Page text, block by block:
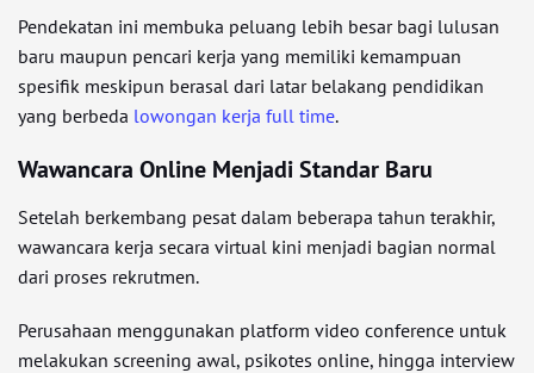
Pendekatan ini membuka peluang lebih besar bagi lulusan
baru maupun pencari kerja yang memiliki kemampuan
spesifik meskipun berasal dari latar belakang pendidikan
yang berbeda lowongan kerja full time.
Wawancara Online Menjadi Standar Baru
Setelah berkembang pesat dalam beberapa tahun terakhir,
wawancara kerja secara virtual kini menjadi bagian normal
dari proses rekrutmen.
Perusahaan menggunakan platform video conference untuk
melakukan screening awal, psikotes online, hingga interview